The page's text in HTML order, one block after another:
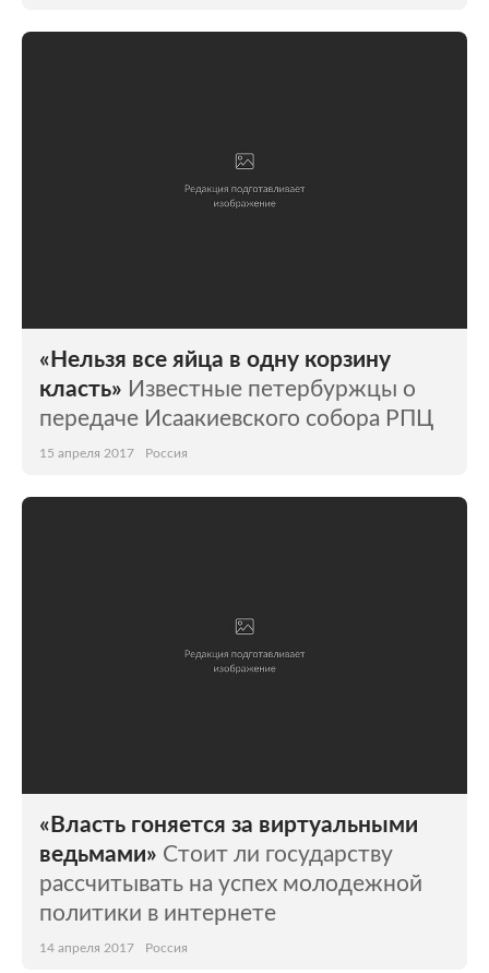
«Нельзя все яйца в одну корзину
класть» Известные петербуржцы о
передаче Исаакиевского собора РПЦ
15 апреля 2017 Россия
«Власть гоняется за виртуальными
ведьмами» Стоит ли государству
рассчитывать на успех молодежной
политики в интернете
14 апреля 2017 Россия